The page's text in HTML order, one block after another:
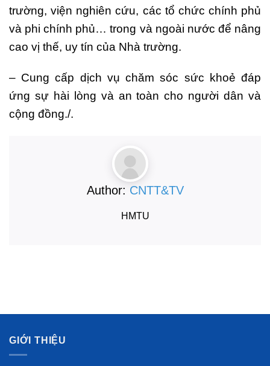
trường, viện nghiên cứu, các tổ chức chính phủ
và phi chính phủ… trong và ngoài nước để nâng
cao vị thế, uy tín của Nhà trường.
– Cung cấp dịch vụ chăm sóc sức khoẻ đáp
ứng sự hài lòng và an toàn cho người dân và
cộng đồng./.
Author: CNTT&TV
HMTU
GIỚI THIỆU